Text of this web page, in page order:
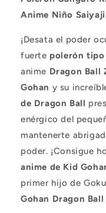
Kid
Kid
Anime Niño
¡Desata el poder
fuerte polerón tipo
anime Dragon Ball
Gohan y su
de Dragon Ball
enérgico del
mantenerte
poder. ¡Consigue
anime de Kid
primer hijo de
Gohan Dragon Ball